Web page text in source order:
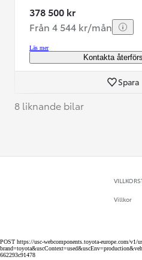
378 500 kr
Från 4 544 kr/mån
Läs mer
Kontakta
Spara
8 liknande bilar
Villkor
POST https://usc-webcomponents.toyota-europe.com/v1/
662293c91478